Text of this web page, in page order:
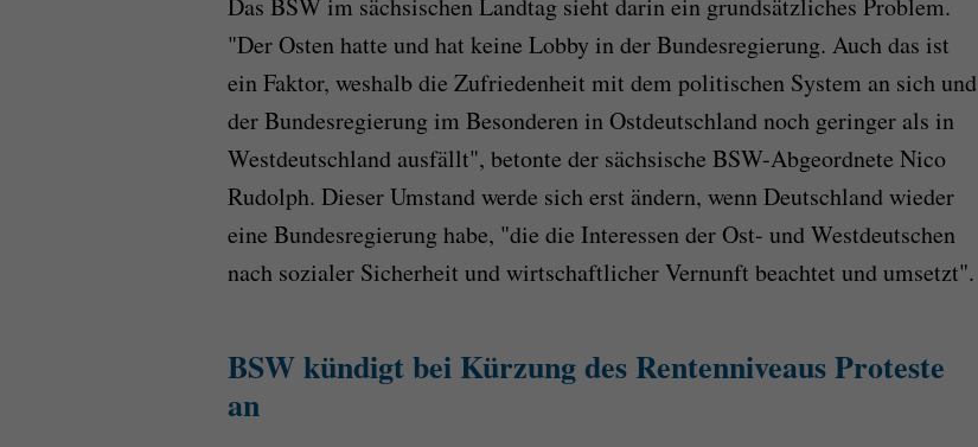
"Der Osten hatte und hat keine Lobby in der Bundesregierung. Auch das ist
ein Faktor, weshalb die Zufriedenheit mit dem politischen System an sich und
der Bundesregierung im Besonderen in Ostdeutschland noch geringer als in
Westdeutschland ausfällt", betonte der sächsische BSW-Abgeordnete Nico
Rudolph. Dieser Umstand werde sich erst ändern, wenn Deutschland wieder
eine Bundesregierung habe, "die die Interessen der Ost- und Westdeutschen
nach sozialer Sicherheit und wirtschaftlicher Vernunft beachtet und umsetzt".
BSW kündigt bei Kürzung des Rentenniveaus Proteste
an